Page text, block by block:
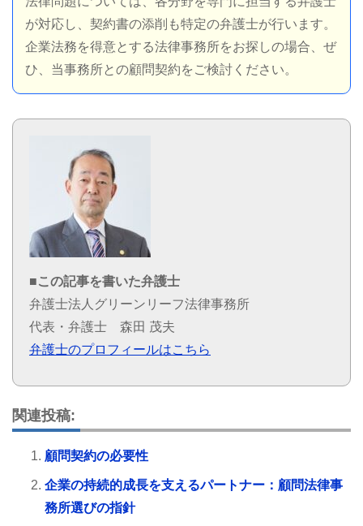
が対応し、契約書の添削も特定の弁護士が行います。
企業法務を得意とする法律事務所をお探しの場合、ぜ
ひ、当事務所との顧問契約をご検討ください。
■この記事を書いた弁護士
弁護士法人グリーンリーフ法律事務所
代表・弁護士 森田 茂夫
弁護士のプロフィールはこちら
関連投稿:
顧問契約の必要性
企業の持続的成長を支えるパートナー：顧問法律事
務所選びの指針